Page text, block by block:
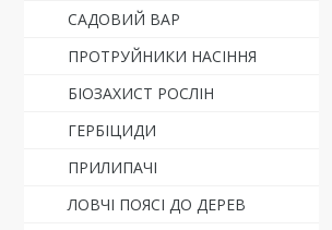
САДОВИЙ ВАР
ПРОТРУЙНИКИ НАСІННЯ
БІОЗАХИСТ РОСЛІН
ГЕРБІЦИДИ
ПРИЛИПАЧІ
ЛОВЧІ ПОЯСІ ДО ДЕРЕВ